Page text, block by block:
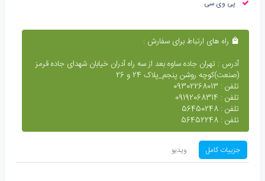
پی وی سی
آدرس : تهران جاده ساوه بعد از سه راه آدران خیابان شهدای جاده قرمز
(صنعت)کوچه روشن پنجم_پلاک 24 و 26
تلفن : 09302268013
تلفن : 09192068314
تلفن : 56450248
تلفن : 56452248
جزییات کامل ویدیو